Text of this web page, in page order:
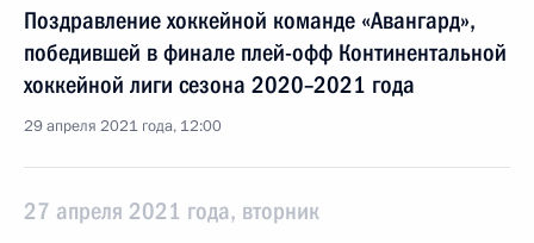
Поздравление хоккейной команде «Авангард»,
победившей в финале плей-офф Континентальной
хоккейной лиги сезона 2020–2021 года
29 апреля 2021 года, 12:00
27 апреля 2021 года, вторник